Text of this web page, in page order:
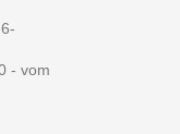
- vom